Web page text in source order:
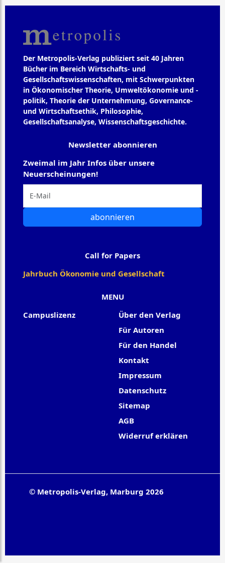
Der Metropolis-Verlag publiziert seit 40 Jahren
Bücher im Bereich Wirtschafts- und
Gesellschaftswissenschaften, mit Schwerpunkten
in Ökonomischer Theorie, Umweltökonomie und -
politik, Theorie der Unternehmung, Governance-
und Wirtschaftsethik, Philosophie,
Gesellschaftsanalyse, Wissenschaftsgeschichte.
MENU
Campuslizenz
Über den Verlag
Für Autoren
Für den Handel
Kontakt
Impressum
Datenschutz
Sitemap
AGB
Widerruf erklären
Newsletter abonnieren
Zweimal im Jahr Infos über unsere
Neuerscheinungen!
abonnieren
Call for Papers
Jahrbuch Ökonomie und Gesellschaft
© Metropolis-Verlag, Marburg 2026